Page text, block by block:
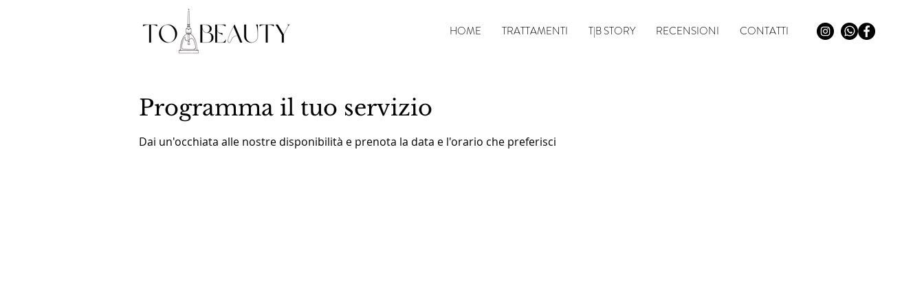
HOME TRATTAMENTI T|B STORY RECENSIONI CONTATTI
Programma il tuo servizio
Dai un'occhiata alle nostre disponibilità e prenota la data e l'orario che preferisci